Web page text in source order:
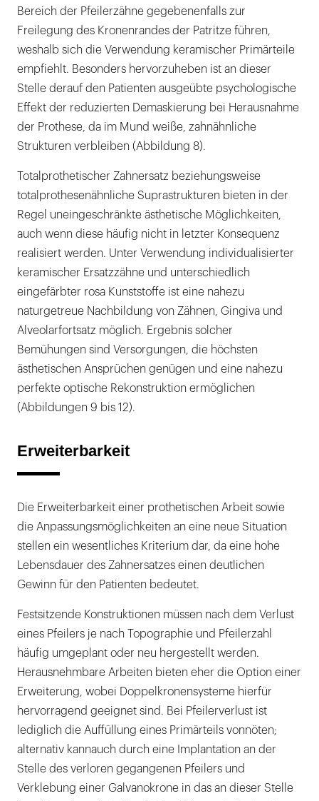
Bereich der Pfeilerzähne gegebenenfalls zur
Freilegung des Kronenrandes der Patritze führen,
weshalb sich die Verwendung keramischer Primärteile
empfiehlt. Besonders hervorzuheben ist an dieser
Stelle derauf den Patienten ausgeübte psychologische
Effekt der reduzierten Demaskierung bei Herausnahme
der Prothese, da im Mund weiße, zahnähnliche
Strukturen verbleiben (Abbildung 8).
Totalprothetischer Zahnersatz beziehungsweise
totalprothesenähnliche Suprastrukturen bieten in der
Regel uneingeschränkte ästhetische Möglichkeiten,
auch wenn diese häufig nicht in letzter Konsequenz
realisiert werden. Unter Verwendung individualisierter
keramischer Ersatzzähne und unterschiedlich
eingefärbter rosa Kunststoffe ist eine nahezu
naturgetreue Nachbildung von Zähnen, Gingiva und
Alveolarfortsatz möglich. Ergebnis solcher
Bemühungen sind Versorgungen, die höchsten
ästhetischen Ansprüchen genügen und eine nahezu
perfekte optische Rekonstruktion ermöglichen
(Abbildungen 9 bis 12).
Erweiterbarkeit
Die Erweiterbarkeit einer prothetischen Arbeit sowie
die Anpassungsmöglichkeiten an eine neue Situation
stellen ein wesentliches Kriterium dar, da eine hohe
Lebensdauer des Zahnersatzes einen deutlichen
Gewinn für den Patienten bedeutet.
Festsitzende Konstruktionen müssen nach dem Verlust
eines Pfeilers je nach Topographie und Pfeilerzahl
häufig umgeplant oder neu hergestellt werden.
Herausnehmbare Arbeiten bieten eher die Option einer
Erweiterung, wobei Doppelkronensysteme hierfür
hervorragend geeignet sind. Bei Pfeilerverlust ist
lediglich die Auffüllung eines Primärteils vonnöten;
alternativ kannauch durch eine Implantation an der
Stelle des verloren gegangenen Pfeilers und
Verklebung einer Galvanokrone in das an dieser Stelle